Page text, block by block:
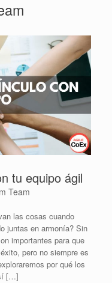
tu equipo ágil
Team
las cosas cuando
juntas en armonía? Sin
importantes para que
pero no siempre es
por qué los
[…]